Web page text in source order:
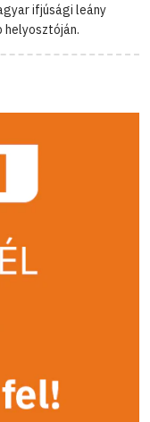
ifjúsági leány